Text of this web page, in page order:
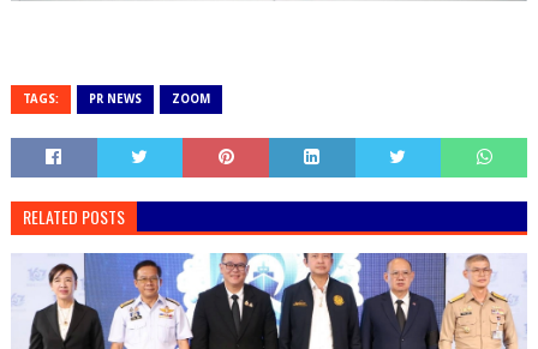
TAGS: PR NEWS ZOOM
RELATED POSTS